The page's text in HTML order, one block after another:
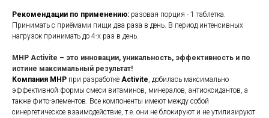
Рекомендации по применению: разовая порция - 1 таблетка.
Принимать с приёмами пищи два раза в день. В период интенсивных
нагрузок принимать до 4-х раз в день.
MHP Activite – это инновации, уникальность, эффективность и по
истине максимальный результат!
Компания MHP при разработке Activite, добилась максимально
эффективной формы смеси витаминов, минералов, антиоксидантов, а
также фито-элементов. Все компоненты имеют между собой
синергетическое взаимодействие, т.е. они не блокируют и не утилизируют